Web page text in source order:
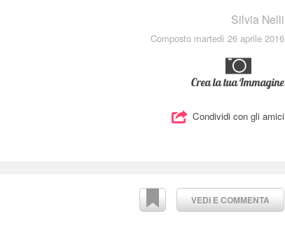
Silvia Nelli
Composto martedì 26 aprile 2016
Crea la tua Immagine
Condividi con gli amici
VEDI E COMMENTA